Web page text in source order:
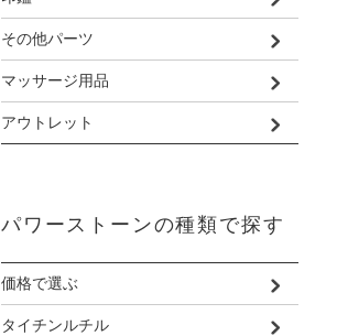
その他パーツ
マッサージ用品
アウトレット
パワーストーンの種類で探す
価格で選ぶ
タイチンルチル